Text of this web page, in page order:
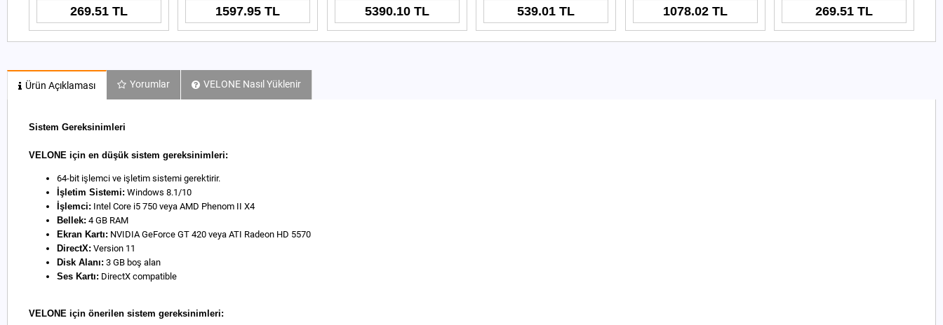
269.51 TL 1597.95 TL 5390.10 TL 539.01 TL 1078.02 TL 269.51 TL
Ürün Açıklaması Yorumlar VELONE Nasıl Yüklenir
Sistem Gereksinimleri
VELONE için en düşük sistem gereksinimleri:
64-bit işlemci ve işletim sistemi gerektirir.
İşletim Sistemi: Windows 8.1/10
İşlemci: Intel Core i5 750 veya AMD Phenom II X4
Bellek: 4 GB RAM
Ekran Kartı: NVIDIA GeForce GT 420 veya ATI Radeon HD 5570
DirectX: Version 11
Disk Alanı: 3 GB boş alan
Ses Kartı: DirectX compatible
VELONE için önerilen sistem gereksinimleri: